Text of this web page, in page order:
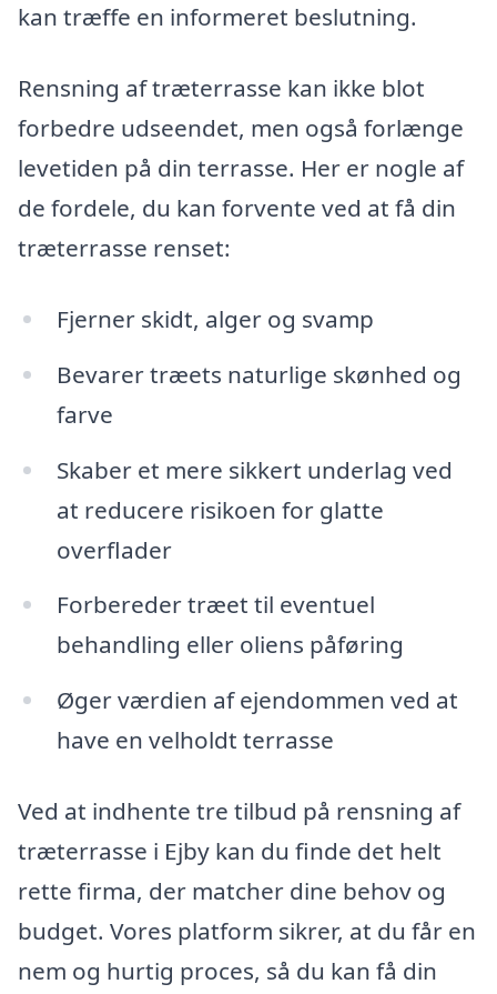
kan træffe en informeret beslutning.
Rensning af træterrasse kan ikke blot
forbedre udseendet, men også forlænge
levetiden på din terrasse. Her er nogle af
de fordele, du kan forvente ved at få din
træterrasse renset:
Fjerner skidt, alger og svamp
Bevarer træets naturlige skønhed og
farve
Skaber et mere sikkert underlag ved
at reducere risikoen for glatte
overflader
Forbereder træet til eventuel
behandling eller oliens påføring
Øger værdien af ejendommen ved at
have en velholdt terrasse
Ved at indhente tre tilbud på rensning af
træterrasse i Ejby kan du finde det helt
rette firma, der matcher dine behov og
budget. Vores platform sikrer, at du får en
nem og hurtig proces, så du kan få din